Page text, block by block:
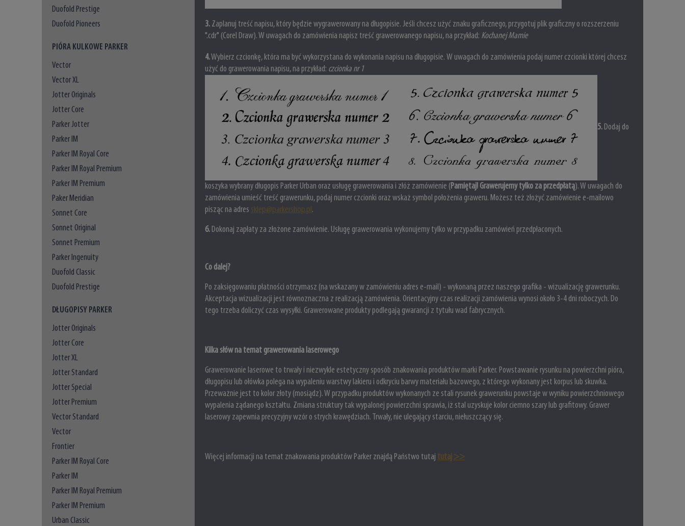
Duofold Prestige
Duofold Pioneers
PIÓRA KULKOWE PARKER
Vector
Vector XL
Jotter Originals
Jotter Core
Parker Jotter
Parker IM
Parker IM Royal Core
Parker IM Royal Premium
Parker IM Premium
Paker Meridian
Sonnet Core
Sonnet Original
Sonnet Premium
Parker Ingenuity
Duofold Classic
Duofold Prestige
DŁUGOPISY PARKER
Jotter Originals
Jotter Core
Jotter XL
Jotter Standard
Jotter Special
Jotter Premium
Vector Standard
Vector
Frontier
Parker IM Royal Core
Parker IM
Parker IM Royal Premium
Parker IM Premium
Urban Classic
3. Zaplanuj treść napisu, który będzie wygrawerowany na długopisie. Jeśli chcesz użyć znaku graficznego, przygotuj plik graficzny o rozszerzeniu
".cdr" (Corel Draw).W uwagach do zamówienia napisz treść grawerowanego napisu, na przykład: Kochanej Mamie
4.Wybierz czcionkę, która ma być wykorzystana do wykonania napisu na długopisie. W uwagach do zamówienia podaj numer czcionki której chcesz
użyć do grawerowania napisu, na przykład: czcionka nr 1
5. Dodaj do
koszyka wybrany długopis Parker Urban oraz usługę grawerowania i złóż zamówienie (Pamiętaj! Grawerujemy tylko za przedpłatą). W uwagach do
zamówienia umieść treść grawerunku, podaj numer czcionki oraz wskaż symbol położenia graweru. Możesz też złożyć zamówienie e-mailowo
pisząc na adres sklep@parkershop.pl .
6. Dokonaj zapłaty za złożone zamówienie. Usługę grawerowania wykonujemy tylko w przypadku zamówień przedpłaconych.
Co dalej?
Po zaksięgowaniu płatności otrzymasz (na wskazany w zamówieniu adres e-mail) - wykonaną przez naszego grafika - wizualizację grawerunku.
Akceptacja wizualizacji jest równoznaczna z realizacją zamówienia. Orientacyjny czas realizacji zamówienia wynosi około 3-4 dni roboczych. Do
tego trzeba doliczyć czas wysyłki. Grawerowane produkty podlegają gwarancji z tytułu wad fabrycznych.
Kilka słów na temat grawerowania laserowego
Grawerowanie laserowe to trwały i niezwykle estetyczny sposób znakowania produktów marki Parker. Powstawanie rysunku na powierzchni pióra,
długopisu lub ołówka polega na wypaleniu warstwy lakieru i odkryciu barwy materiału bazowego, z którego wykonany jest korpus lub skuwka.
Przeważnie jest to kolor złoty (mosiądz). W przypadku produktów wykonanych ze stali rysunek grawerunku powstaje w wyniku powierzchniowego
wypalenia żądanego kształtu. Zmiana struktury tak wypalonej powierzchni sprawia, iż stal uzyskuje kolor ciemno szary lub grafitowy. Grawer
laserowy zapewnia precyzyjny wzór o strych krawędziach. Trwały, nie ulegający starciu, niełuszczący się.
Więcej informacji na temat znakowania produktów Parker znajdą Państwo tutaj tutaj >>